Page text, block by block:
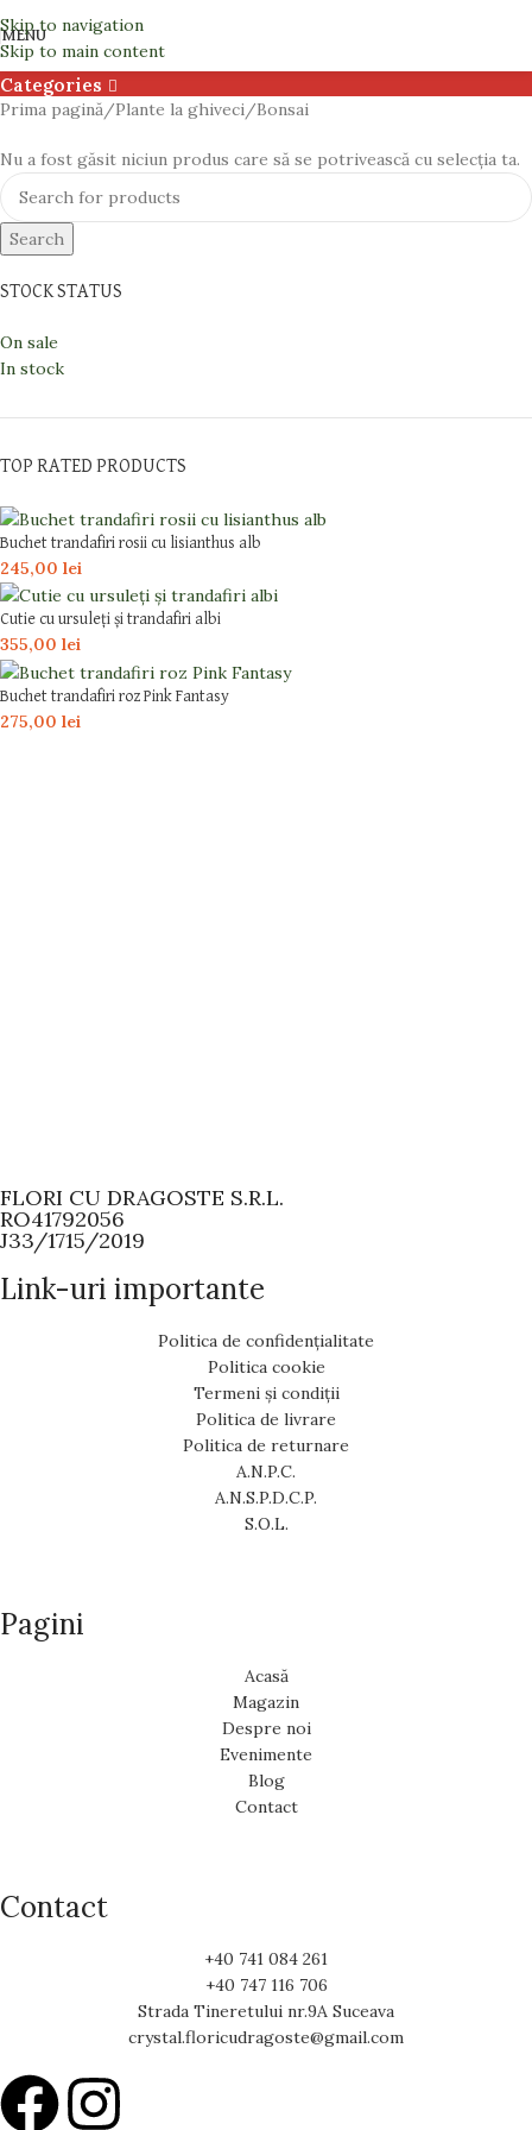
Skip to navigation
Skip to main content
MENU
Bonsai
Categories
STOCK STATUS
On sale
In stock
TOP RATED PRODUCTS
Buchet trandafiri rosii cu lisianthus alb
245,00 lei
Cutie cu ursuleți și trandafiri albi
355,00 lei
Buchet trandafiri roz Pink Fantasy
275,00 lei
Prima pagină Plante la ghiveci Bonsai
Nu a fost găsit niciun produs care să se potrivească cu selecția ta.
Search
FLORI CU DRAGOSTE S.R.L.
RO41792056
J33/1715/2019
Link-uri importante
Politica de confidențialitate
Politica cookie
Termeni și condiții
Politica de livrare
Politica de returnare
A.N.P.C.
A.N.S.P.D.C.P.
S.O.L.
Pagini
Acasă
Magazin
Despre noi
Evenimente
Blog
Contact
Contact
+40 741 084 261
+40 747 116 706
Strada Tineretului nr.9A Suceava
crystal.floricudragoste@gmail.com